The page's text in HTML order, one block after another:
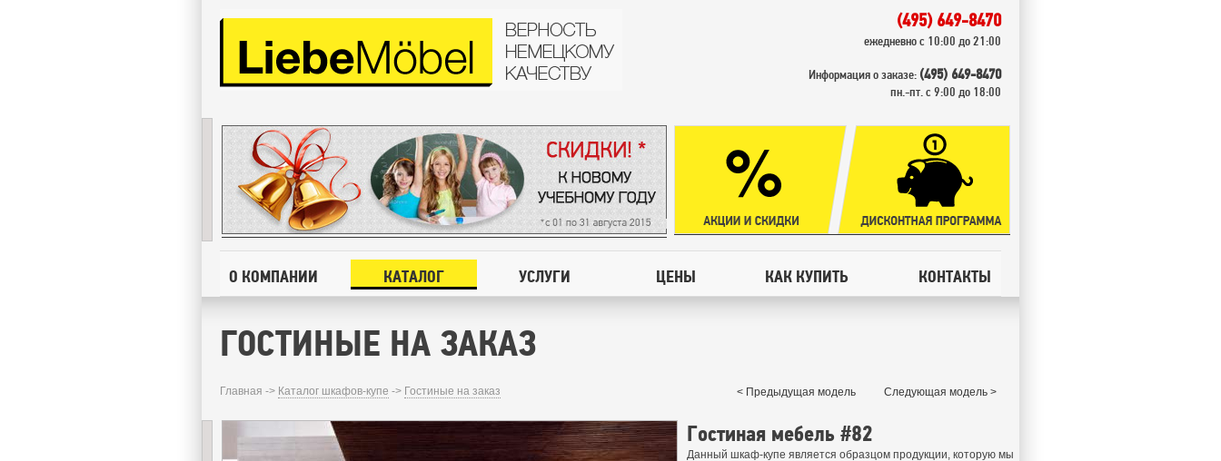
(495) 649-8470
ежедневно с 10:00 до 21:00
Информация о заказе:(495) 649-8470
пн.-пт. с 9:00 до 18:00
О КОМПАНИИ КАТАЛОГ УСЛУГИ ЦЕНЫ КАК КУПИТЬ КОНТАКТЫ
ГОСТИНЫЕ НА ЗАКАЗ
Главная -> Каталог шкафов-купе -> Гостиные на заказ < Предыдущая модель Следующая модель >
Гостиная мебель #82
Данный шкаф-купе является образцом продукции, которую мы